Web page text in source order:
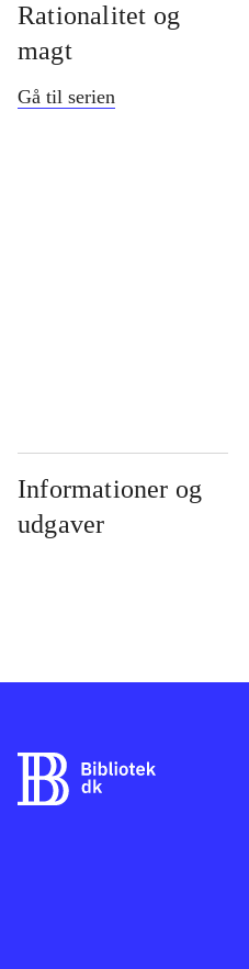
Rationalitet og
magt
Gå til serien
Informationer og
udgaver